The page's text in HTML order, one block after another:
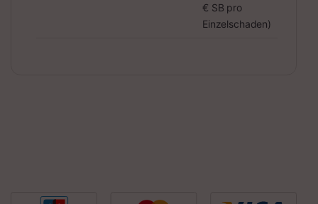
€ SB pro
Einzelschaden)